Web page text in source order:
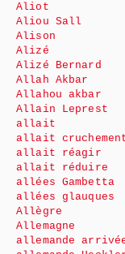
Aliot
Aliou Sall
Alison
Alizé
Alizé Bernard
Allah Akbar
Allahou akbar
Allain Leprest
allait
allait
allait réagir
allait réduire
allées Gambetta
allées glauques
Allègre
Allemagne
allemande